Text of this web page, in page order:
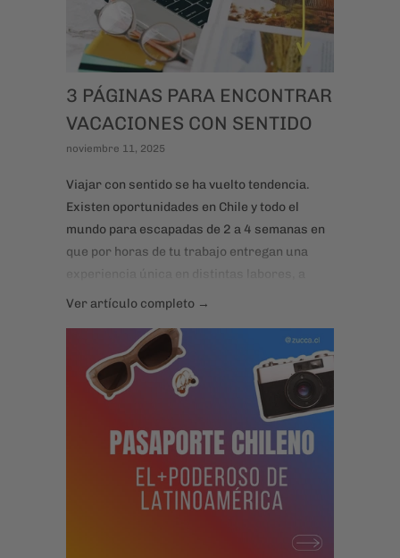
3 PÁGINAS PARA ENCONTRAR
VACACIONES CON SENTIDO
noviembre 11, 2025
Viajar con sentido se ha vuelto tendencia.
Existen oportunidades en Chile y todo el
mundo para escapadas de 2 a 4 semanas en
que por horas de tu trabajo entregan una
experiencia única en distintas labores, a
cambio de alojamiento y en la mayoría de las
explorar, descansar, conectar con otras
realidades.
Ver artículo completo →